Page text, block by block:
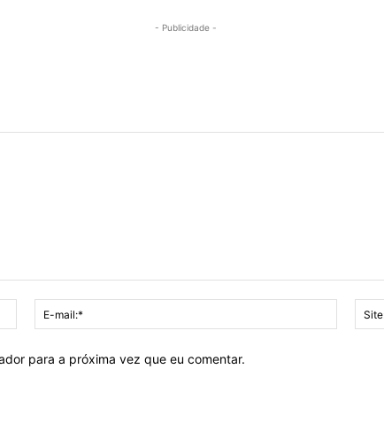
- Publicidade -
Nome:*
mail:*
para a próxima vez que eu comentar.